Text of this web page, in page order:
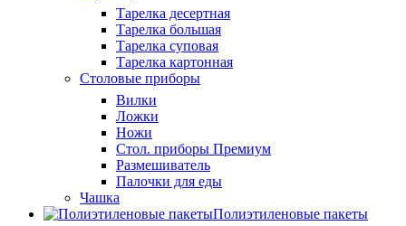
Тарелка десертная
Тарелка большая
Тарелка суповая
Тарелка картонная
Столовые приборы
Вилки
Ложки
Ножи
Стол. приборы Премиум
Размешиватель
Палочки для еды
Чашка
Полиэтиленовые пакеты